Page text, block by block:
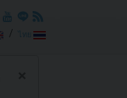
/ ไทย